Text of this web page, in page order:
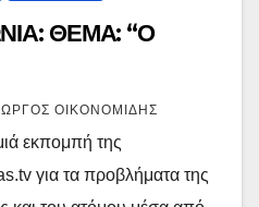
ΘΕΜΑ: “Ο
ΟΙΚΟΝΟΜΊΔΗΣ
εκπομπή της
για τα προβλήματα της